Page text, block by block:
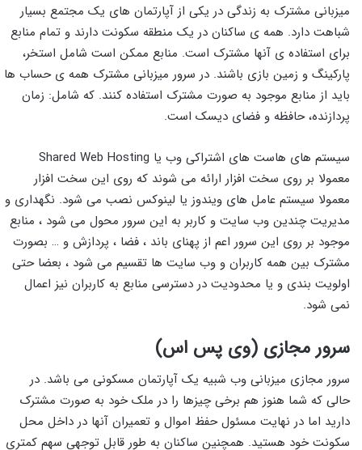
میزبانی مشترک به زندگی در یکی از آپارتمان های یک مجتمع بسیار
شباهت دارد. همه ی ساکنان در یک منطقه سکونت دارند و تمام منابع
برای استفاده ی آنها مشترک است. منابع ممکن است شامل استخر،
پارکینگ و زمین بازی باشند. در سرور میزبانی مشترک همه ی حساب ها
باید از منابع موجود به صورت مشترک استفاده کنند. که شامل: زمان
پردازنده، حافظه و فضای دیسک است.
سیستم های هاست های اشتراکی وب یا Shared Web Hosting
معمولا بر روی سخت افزار ارائه می شوند که روی این سخت افزار
معمولا سیستم عامل های ویندوز یا لینوکس نصب می شود. نگهداری و
مدیریت چندین وب سایت و کاربر به این سرور محول می شود ، منابع
موجود بر روی این سرور اعم از پهنای باند ، فضا ، پردازش و … بصورت
مشترک بین همه کاربران و وب سایت ها تقسیم می شود ، بعضا حتی
اولویت بندی و یا محدودیت در دسترسی منابع به کاربران نیز اعمال
نمی شود.
سرور مجازی (وی پس اس)
سرور مجازی میزبانی وب شبیه یک آپارتمان مسکونی می باشد. در
حالی که شما هنوز هم برخی چیزها را در ملک خود به صورت مشترک
دارید اما در نهایت مسئول حفظ اموال و تعمیران آنها در داخل محل
سکونت خود هستید. همچنین ساکنان به طور قابل توجهی سهم کمتری